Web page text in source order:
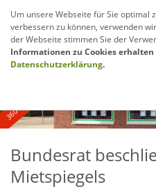
360° - und Luftbildaufnahmen
Bundesrat
Mietspiegels
Um unsere Webseite für Sie optimal
verbessern zu können, verwenden
der Webseite stimmen Sie der
Informationen zu Cookies
Datenschutzerklärung.